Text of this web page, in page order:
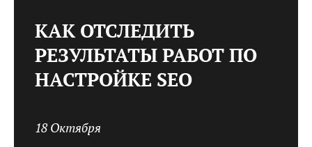
КАК ОТСЛЕДИТЬ
РЕЗУЛЬТАТЫ РАБОТ ПО
НАСТРОЙКЕ SEO
18 Октября